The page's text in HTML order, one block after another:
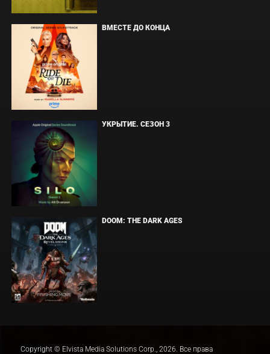
ВМЕСТЕ ДО КОНЦА
УКРЫТИЕ. СЕЗОН 3
DOOM: THE DARK AGES
Copyright © Elvista Media Solutions Corp., 2026. Все права